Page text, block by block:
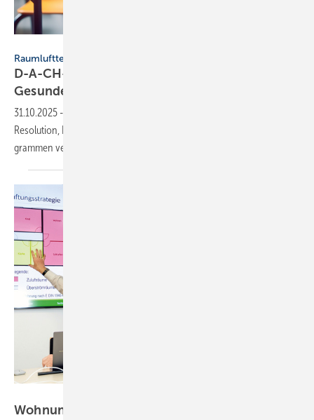
Raumlufttechnik
D-A-CH-Komfortlüftung fordert
Gesunde-Raumluft-Standard
31.10.2025 -
Reso­lu­tion, Innen­raum­luft­qua­li­tät in Bau­vor­schrif­ten und För­der­pro­
grammen ver­bind­lich
Wohnungslüftung bedarfsgerecht und